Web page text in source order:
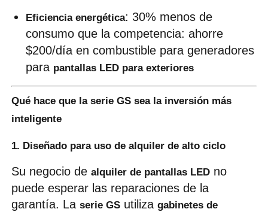
Eficiencia energética: 30% menos de
consumo que la competencia: ahorre
$200/día en combustible para generadores
para pantallas LED para exteriores
Qué hace que la serie GS sea la inversión más
inteligente
1. Diseñado para uso de alquiler de alto ciclo
Su negocio de alquiler de pantallas LED no
puede esperar las reparaciones de la
garantía. La serie GS utiliza gabinetes de